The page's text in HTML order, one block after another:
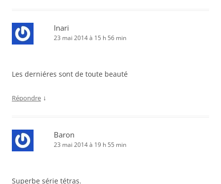
Inari
23 mai 2014 à 15 h 56 min
Les derniéres sont de toute beauté
Répondre ↓
Baron
23 mai 2014 à 19 h 55 min
Superbe série tétras.